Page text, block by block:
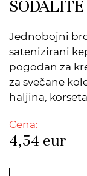
Jednobojni
satenizirani
pogodan za
za svečane
haljina,
Cena:
4,54 eur